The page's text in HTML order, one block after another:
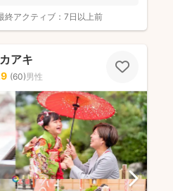
終アクティブ： 7日以上前
アキ
(60)男性